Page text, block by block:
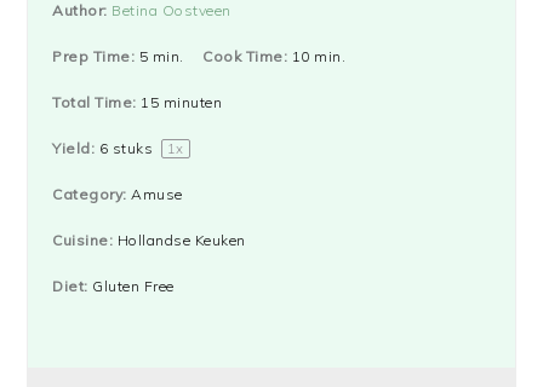
Author: Betina Oostveen
Prep Time: 5 min. Cook Time: 10 min.
Total Time: 15 minuten
Yield: 6 stuks 1x
Category: Amuse
Cuisine: Hollandse Keuken
Diet: Gluten Free